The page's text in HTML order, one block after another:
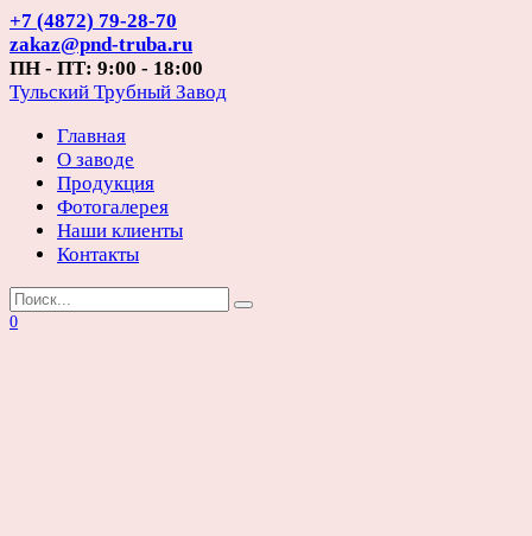
Перейти
к
содержанию
+7 (4872) 79-28-70
zakaz@pnd-truba.ru
ПН - ПТ: 9:00 - 18:00
Тульский Трубный Завод
Главная
О заводе
Продукция
Фотогалерея
Наши клиенты
Контакты
Search
for:
0